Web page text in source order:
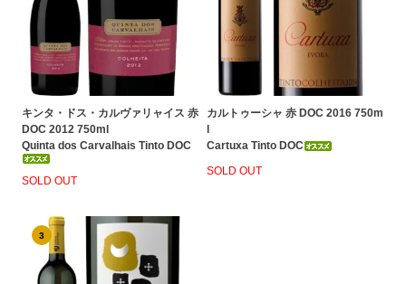
キンタ・ドス・カルヴァリャイス 赤
DOC 2012 750ml
Quinta dos Carvalhais Tinto DOC
SOLD OUT
カルトゥーシャ 赤 DOC 2016 750m
Cartuxa Tinto DOC
SOLD OUT
3